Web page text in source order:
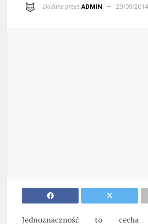
Dodane przez ADMIN 29/09/2014
Jednoznaczność to cecha